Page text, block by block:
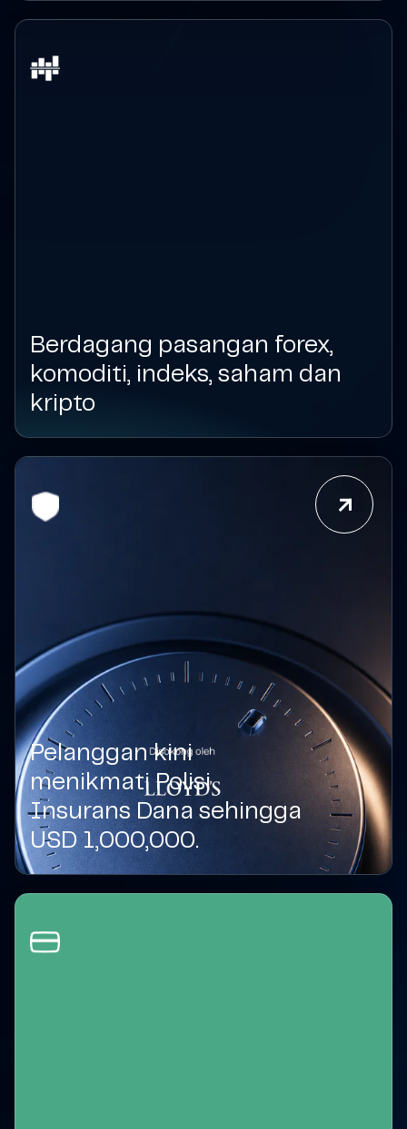
Berdagang pasangan forex,
komoditi, indeks, saham dan
kripto
Pelanggan kini
menikmati Polisi
Insurans Dana sehingga
USD 1,000,000.